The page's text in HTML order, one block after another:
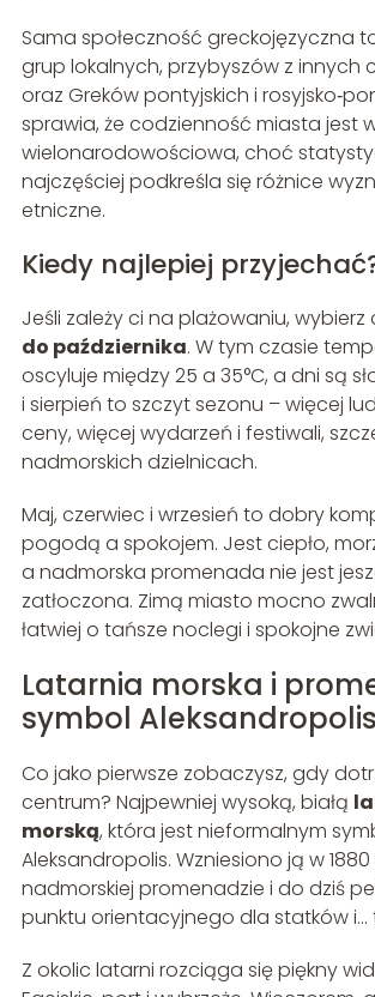
Sama społeczność greckojęzyczna
grup lokalnych, przybyszów z innych
oraz Greków pontyjskich i
sprawia, że codzienność miasta jest
wielonarodowościowa, choć
najczęściej podkreśla się różnice
etniczne.
Kiedy najlepiej
Jeśli zależy ci na plażowaniu, wybierz
do października. W tym czasie
oscyluje między 25 a 35°C, a dni są
i sierpień to szczyt sezonu – więcej
ceny, więcej wydarzeń i festiwali,
nadmorskich dzielnicach.
Maj, czerwiec i wrzesień to dobry
pogodą a spokojem. Jest ciepło,
a nadmorska promenada nie jest
zatłoczona. Zimą miasto mocno
łatwiej o tańsze noclegi i spokojne
Latarnia morska i
symbol Aleksandropolis
Co jako pierwsze zobaczysz, gdy
centrum? Najpewniej wysoką, białą
morską, która jest nieformalnym
Aleksandropolis. Wzniesiono ją w
nadmorskiej promenadzie i do dziś
punktu orientacyjnego dla statków i…
Z okolic latarni rozciąga się piękny